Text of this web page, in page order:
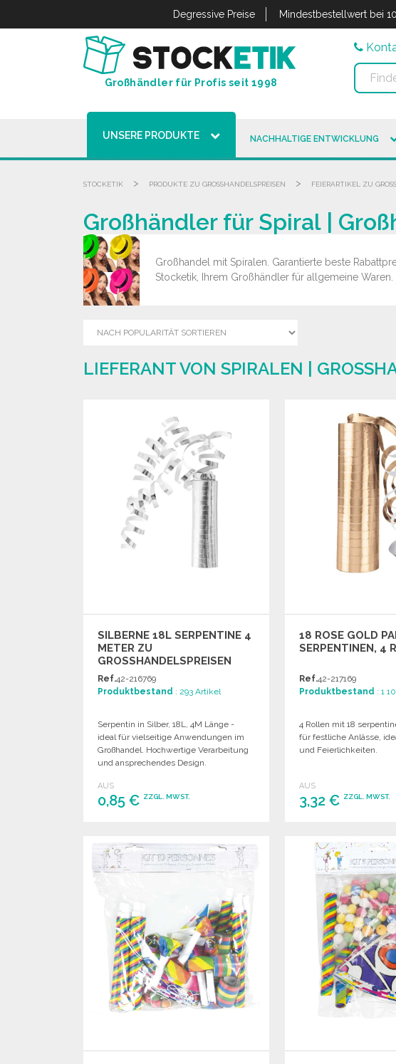
Degressive Preise Mindestbestellwert bei
Großhändler für Profis seit 1998
UNSERE PRODUKTE NACHHALTIGE ENTWICKLUNG
STOCKETIK > PRODUKTE ZU GROSSHANDELSPREISEN > FEIERARTIKEL ZU
Großhändler für Spiral |
Großhandel mit Spiralen. Garantierte beste
Stocketik, Ihrem Großhändler für allgemeine Waren.
LIEFERANT VON SPIRALEN |
SILBERNE 18L SERPENTINE 4
METER ZU
GROSSHANDELSPREISEN
Ref.42-216769
Produktbestand : 293 Artikel
Serpentin in Silber, 18L, 4M Länge -
ideal für vielseitige Anwendungen im
Großhandel. Hochwertige Verarbeitung
und ansprechendes Design.
AUS
0,85 € ZZGL. MWST.
Angebot anfordern
18 ROSE GOLD
SERPENTINEN, 4
Ref.42-217169
Produktbestand : 1
4 Rollen mit 18
für festliche Anlässe,
und Feierlichkeiten.
AUS
3,32 € ZZGL. MWST.
Angebot